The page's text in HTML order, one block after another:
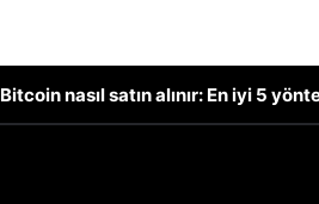
Bitcoin nasıl satın alınır: En iyi 5